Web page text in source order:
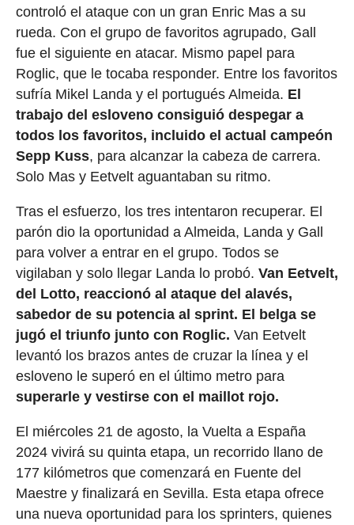
controló el ataque con un gran Enric Mas a su
rueda. Con el grupo de favoritos agrupado, Gall
fue el siguiente en atacar. Mismo papel para
Roglic, que le tocaba responder. Entre los favoritos
sufría Mikel Landa y el portugués Almeida. El
trabajo del esloveno consiguió despegar a
todos los favoritos, incluido el actual campeón
Sepp Kuss, para alcanzar la cabeza de carrera.
Solo Mas y Eetvelt aguantaban su ritmo.
Tras el esfuerzo, los tres intentaron recuperar. El
parón dio la oportunidad a Almeida, Landa y Gall
para volver a entrar en el grupo. Todos se
vigilaban y solo llegar Landa lo probó. Van Eetvelt,
del Lotto, reaccionó al ataque del alavés,
sabedor de su potencia al sprint. El belga se
jugó el triunfo junto con Roglic. Van Eetvelt
levantó los brazos antes de cruzar la línea y el
esloveno le superó en el último metro para
superarle y vestirse con el maillot rojo.
El miércoles 21 de agosto, la Vuelta a España
2024 vivirá su quinta etapa, un recorrido llano de
177 kilómetros que comenzará en Fuente del
Maestre y finalizará en Sevilla. Esta etapa ofrece
una nueva oportunidad para los sprinters, quienes